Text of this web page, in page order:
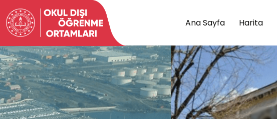
Ana Sayfa Harita